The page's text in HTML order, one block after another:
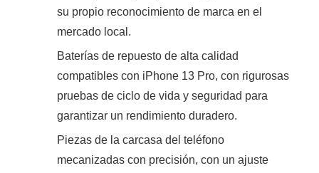
su propio reconocimiento de marca en el
mercado local.
Baterías de repuesto de alta calidad
compatibles con iPhone 13 Pro, con rigurosas
pruebas de ciclo de vida y seguridad para
garantizar un rendimiento duradero.
Piezas de la carcasa del teléfono
mecanizadas con precisión, con un ajuste